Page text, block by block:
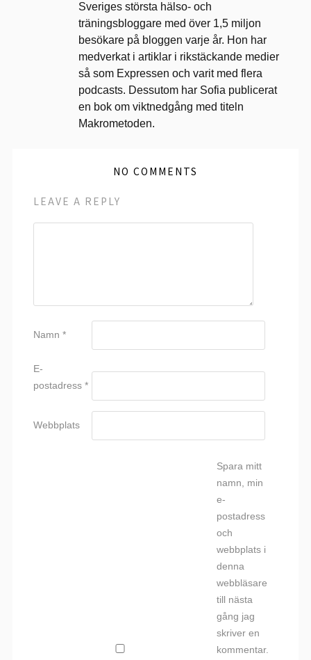
Sveriges största hälso- och
träningsbloggare med över 1,5 miljon
besökare på bloggen varje år. Hon har
medverkat i artiklar i rikstäckande medier
så som Expressen och varit med flera
podcasts. Dessutom har Sofia publicerat
en bok om viktnedgång med titeln
Makrometoden.
NO COMMENTS
LEAVE A REPLY
Namn *
E-
postadress *
Webbplats
Spara mitt
namn, min
e-
postadress
och
webbplats i
denna
webbläsare
till nästa
gång jag
skriver en
kommentar.